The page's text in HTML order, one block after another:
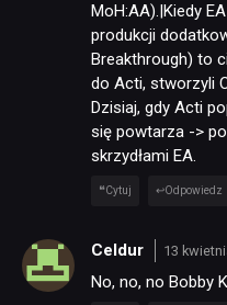
MoH:AA).|Kiedy
produkcji
Breakthrough) to
do Acti, stworzyli
Dzisiaj, gdy Acti
się powtarza ->
skrzydłami EA.
Cytuj Odpowiedz
Celdur 13
No, no, no Bobby